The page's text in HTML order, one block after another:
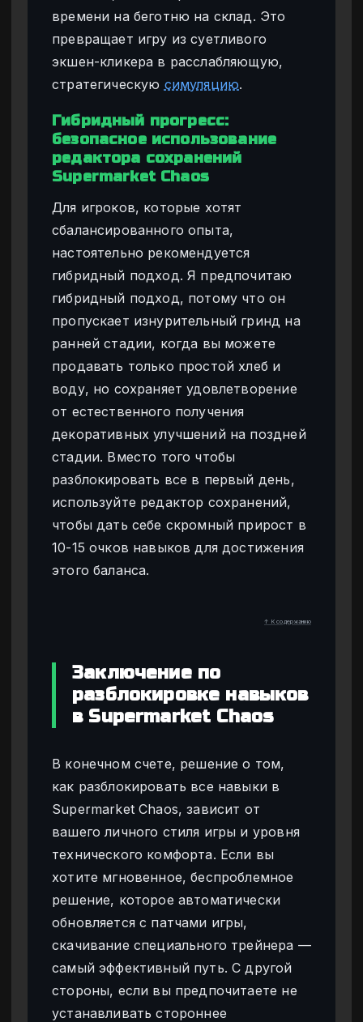
времени на беготню на склад. Это
превращает игру из суетливого
экшен-кликера в расслабляющую,
стратегическую симуляцию.
Гибридный прогресс:
безопасное использование
редактора сохранений
Supermarket Chaos
Для игроков, которые хотят
сбалансированного опыта,
настоятельно рекомендуется
гибридный подход. Я предпочитаю
гибридный подход, потому что он
пропускает изнурительный гринд на
ранней стадии, когда вы можете
продавать только простой хлеб и
воду, но сохраняет удовлетворение
от естественного получения
декоративных улучшений на поздней
стадии. Вместо того чтобы
разблокировать все в первый день,
используйте редактор сохранений,
чтобы дать себе скромный прирост в
10-15 очков навыков для достижения
этого баланса.
↑ К содержанию
Заключение по
разблокировке навыков
в Supermarket Chaos
В конечном счете, решение о том,
как разблокировать все навыки в
Supermarket Chaos, зависит от
вашего личного стиля игры и уровня
технического комфорта. Если вы
хотите мгновенное, беспроблемное
решение, которое автоматически
обновляется с патчами игры,
скачивание специального трейнера —
самый эффективный путь. С другой
стороны, если вы предпочитаете не
устанавливать стороннее